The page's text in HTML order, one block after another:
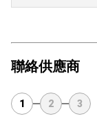
聯絡供應商
1 2 3